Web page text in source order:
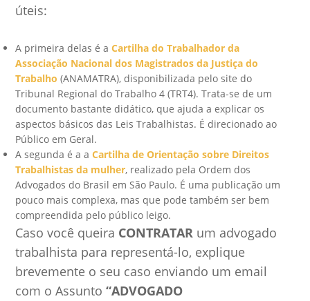
úteis:
A primeira delas é aCartilha do Trabalhador da
Associação Nacional dos Magistrados da Justiça do
Trabalho (ANAMATRA), disponibilizada pelo site do
Tribunal Regional do Trabalho 4 (TRT4). Trata-se de um
documento bastante didático, que ajuda a explicar os
aspectos básicos das Leis Trabalhistas. É direcionado ao
Público em Geral.
A segunda é a aCartilha de Orientação sobre Direitos
Trabalhistas da mulher, realizado pela Ordem dos
Advogados do Brasil em São Paulo. É uma publicação um
pouco mais complexa, mas que pode também ser bem
compreendida pelo público leigo.
Caso você queira CONTRATAR um advogado
trabalhista para representá-lo, explique
brevemente o seu caso enviando um email
com o Assunto“ADVOGADO